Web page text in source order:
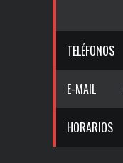
TELÉFONOS
E-MAIL
HORARIOS